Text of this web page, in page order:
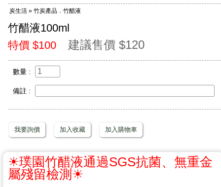
炭生活 » 竹炭產品．竹醋液
竹醋液100ml
特價 $100 建議售價 $120
數量 :
備註 :
我要詢價 加入收藏 加入購物車
☀璞園竹醋液通過SGS抗菌、無重金
屬殘留檢測 ☀